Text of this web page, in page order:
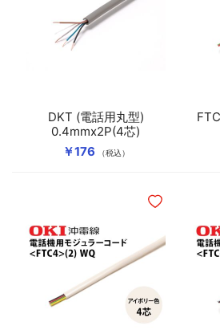
￥176 （税込）
DKT (電話用丸型)
0.4mmx2P(4芯)
ほしいものリス